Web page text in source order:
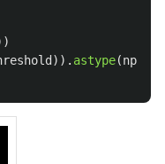
)). astype(np